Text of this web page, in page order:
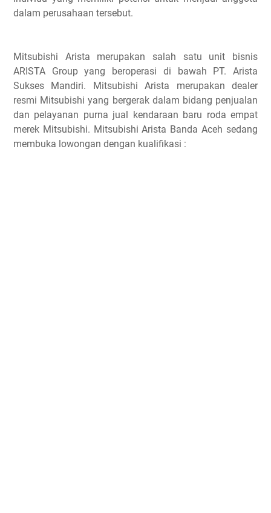
dalam perusahaan tersebut.
Mitsubishi Arista merupakan salah satu unit bisnis
ARISTA Group yang beroperasi di bawah PT. Arista
Sukses Mandiri. Mitsubishi Arista merupakan dealer
resmi Mitsubishi yang bergerak dalam bidang penjualan
dan pelayanan purna jual kendaraan baru roda empat
merek Mitsubishi. Mitsubishi Arista Banda Aceh sedang
membuka lowongan dengan kualifikasi :